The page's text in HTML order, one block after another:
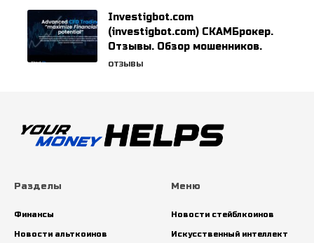
Investigbot.com
(investigbot.com) СКАМБрокер.
Отзывы. Обзор мошенников.
ОТЗЫВЫ
Разделы
Финансы
Новости альткоинов
Меню
Новости стейблкоинов
Искусственный интеллект